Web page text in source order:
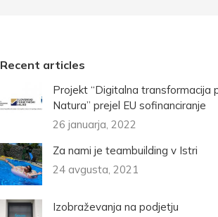
Recent articles
Projekt “Digitalna transformacija
Natura” prejel EU sofinanciranje
26 januarja, 2022
Za nami je teambuilding v Istri
24 avgusta, 2021
Izobraževanja na podjetju